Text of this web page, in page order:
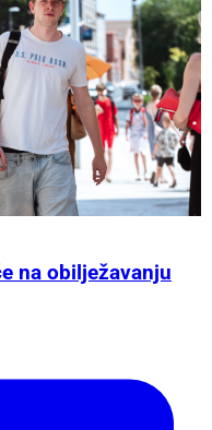
na obilježavanju